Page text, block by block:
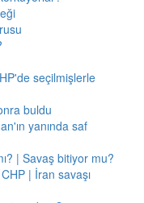
seçilmişlerle
buldu
yanında saf
| Savaş bitiyor mu?
| İran savaşı